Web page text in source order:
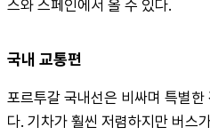
스와 스페인에서 올 수 있다.
국내 교통편
포르투갈 국내선은 비싸며 특별
다. 기차가 훨씬 저렴하지만 버스